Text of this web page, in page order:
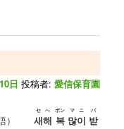
日 投稿者: 愛信保育園
本語）새
セ
해
へ
복
ポン
많
マ
이
ニ
받
パ